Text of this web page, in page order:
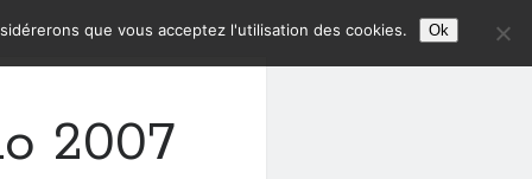
2007
que vous acceptez l'utilisation des cookies. Ok